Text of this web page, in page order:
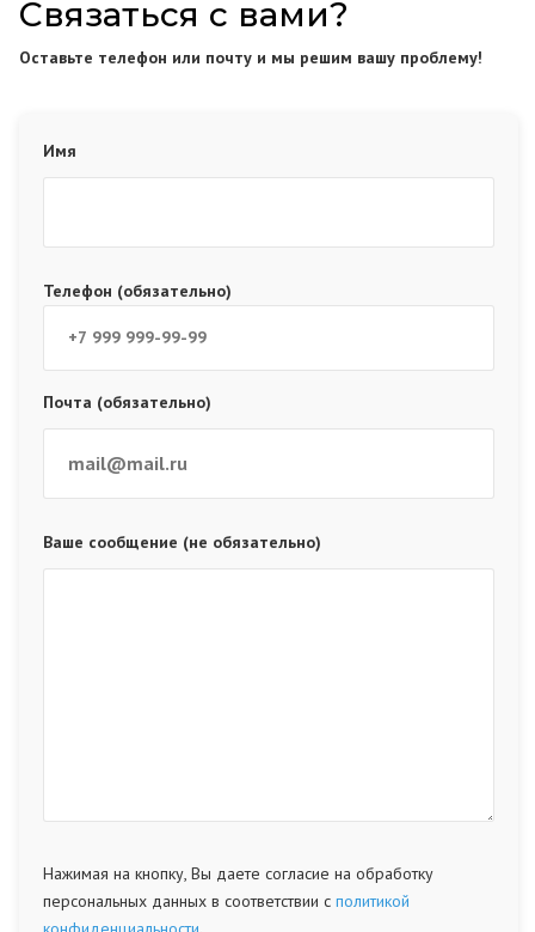
Связаться с вами?
Оставьте телефон или почту и мы решим вашу проблему!
Имя
Телефон (обязательно)
Почта (обязательно)
Ваше сообщение (не обязательно)
Нажимая на кнопку, Вы даете согласие на обработку
персональных данных в соответствии с политикой